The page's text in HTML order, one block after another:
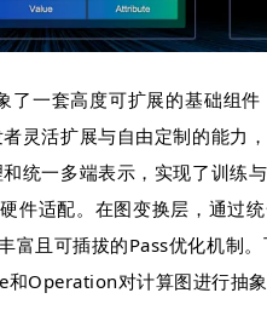
了一套高度可扩展的基础组
灵活扩展与自由定制的能力
统一多端表示，实现了训练
件适配。在图变换层，通过
富且可插拔的Pass优化机制
和Operation对计算图进行抽